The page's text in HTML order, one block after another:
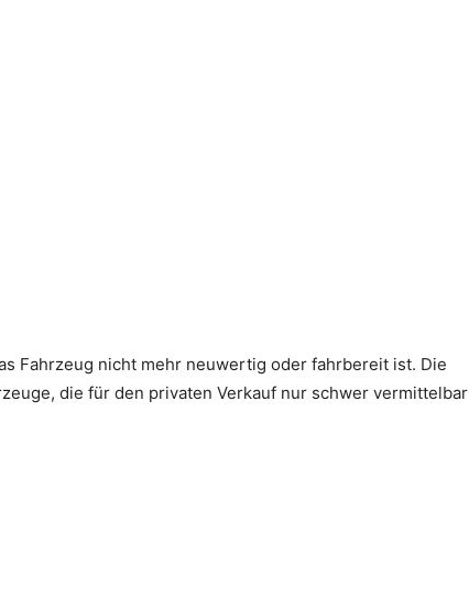
Fahrzeug nicht mehr neuwertig oder fahrbereit ist. Die
die für den privaten Verkauf nur schwer vermittelbar